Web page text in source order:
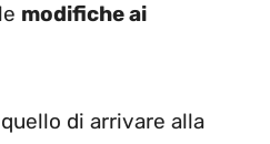
modifiche ai
di arrivare alla